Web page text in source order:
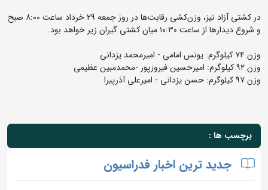
در کشتی آزاد نیز، وزن‌کشی رقابت‌ها در روز جمعه 29 خرداد ساعت ۸:۰۰ صبح
و شروع دیدارها از ساعت ۱۰:۳۰ میان کشتی گیران زیر خواهد بود.
وزن ۷۴ کیلوگرم: یونس امامی - امیرمحمد یزدانی
وزن ۹۲ کیلوگرم: امیرحسین فیروزپور -محمدمبین عظیمی
وزن ۹۷ کیلوگرم: حسن یزدانی - امیرعلی آذرپیرا
برچسب ها :
جدید ترین اخبار فدراسیون